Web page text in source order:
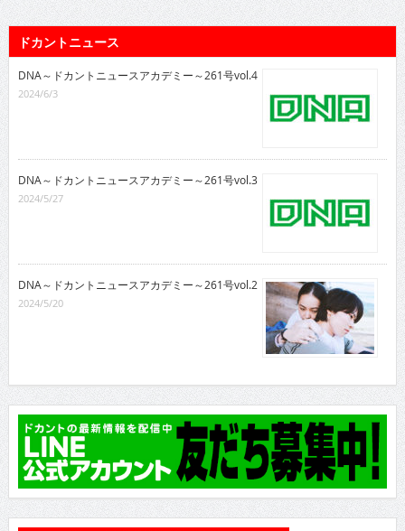
ドカントニュース
DNA～ドカントニュースアカデミー～261号vol.4
2024/6/3
DNA～ドカントニュースアカデミー～261号vol.3
2024/5/27
DNA～ドカントニュースアカデミー～261号vol.2
2024/5/20